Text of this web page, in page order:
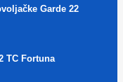
Garde 22
TC Fortuna